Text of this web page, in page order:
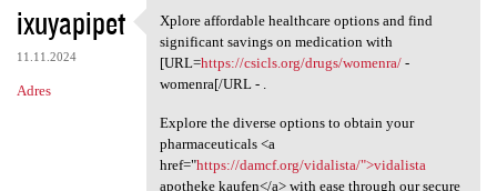
ixuyapipet
11.11.2024
Adres
Xplore affordable healthcare
Xplore affordable healthcare options and find
significant savings on medication with
[URL=https://csicls.org/drugs/womenra/-
womenra[/URL - .
Explore the diverse options to obtain your
pharmaceuticals <a
href="https://damcf.org/vidalista/">vidalista
apotheke kaufen</a> with ease through our secure